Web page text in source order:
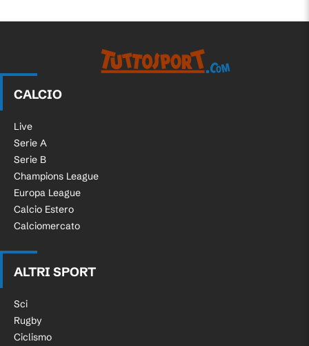
CALCIO
Live
Serie A
Serie B
Champions League
Europa League
Calcio Estero
Calciomercato
ALTRI SPORT
Sci
Rugby
Ciclismo